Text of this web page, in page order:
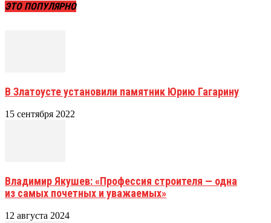
ЭТО ПОПУЛЯРНО
В Златоусте установили памятник Юрию Гагарину
15 сентября 2022
Владимир Якушев: «Профессия строителя — одна
из самых почетных и уважаемых»
12 августа 2024